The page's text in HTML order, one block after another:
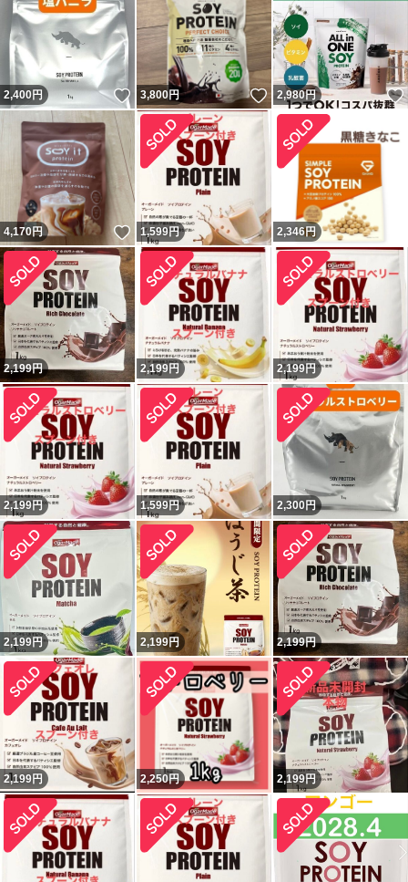
2,400円 いいね！
3,800円 いいね！
2,980円
4,170円 いいね！
1,599円 2,346円
2,199円 2,199円 2,199円
2,199円 1,599円 2,300円
2,199円 2,199円 2,199円
2,199円 2,250円 2,199円